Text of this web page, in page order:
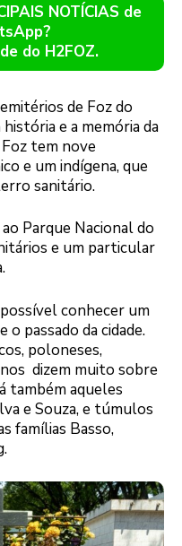
NOTÍCIAS de
do H2FOZ.
de Foz do
e a memória da
Foz tem nove
e um indígena, que
sanitário.
Parque Nacional do
e um particular
conhecer um
passado da cidade.
poloneses,
dizem muito sobre
também aqueles
e Souza, e túmulos
famílias Basso,